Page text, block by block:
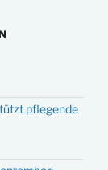
pflegende